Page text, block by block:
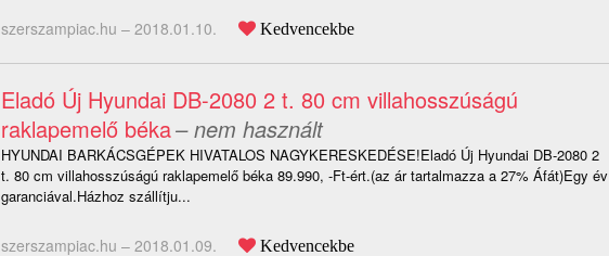
szerszampiac.hu – 2018.01.10. Kedvencekbe
Eladó Új Hyundai DB-2080 2 t. 80 cm villahosszúságú
raklapemelő béka– nem használt
HYUNDAI BARKÁCSGÉPEK HIVATALOS NAGYKERESKEDÉSE!Eladó Új Hyundai DB-2080 2
t. 80 cm villahosszúságú raklapemelő béka 89.990, -Ft-ért.(az ár tartalmazza a 27% Áfát)Egy év
garanciával.Házhoz szállítju...
szerszampiac.hu – 2018.01.09. Kedvencekbe